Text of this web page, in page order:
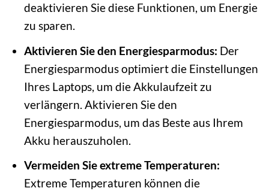
deaktivieren Sie diese Funktionen, um Energie
zu sparen.
Aktivieren Sie den Energiesparmodus: Der
Energiesparmodus optimiert die Einstellungen
Ihres Laptops, um die Akkulaufzeit zu
verlängern. Aktivieren Sie den
Energiesparmodus, um das Beste aus Ihrem
Akku herauszuholen.
Vermeiden Sie extreme Temperaturen:
Extreme Temperaturen können die